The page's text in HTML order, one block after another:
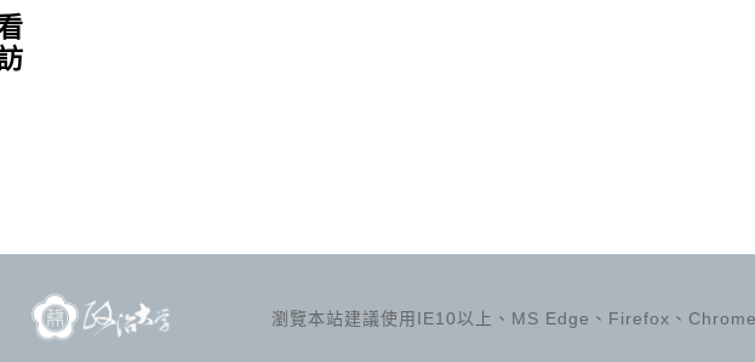
瀏覽本站建議使用IE10以上、MS Edge、Firefox、